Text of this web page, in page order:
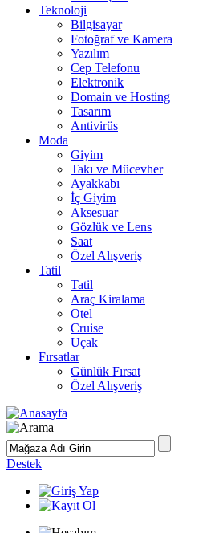
Teknoloji
Bilgisayar
Fotoğraf ve Kamera
Yazılım
Cep Telefonu
Elektronik
Domain ve Hosting
Tasarım
Antivirüs
Moda
Giyim
Takı ve Mücevher
Ayakkabı
İç Giyim
Aksesuar
Gözlük ve Lens
Saat
Özel Alışveriş
Tatil
Tatil
Araç Kiralama
Otel
Cruise
Uçak
Fırsatlar
Günlük Fırsat
Özel Alışveriş
Destek